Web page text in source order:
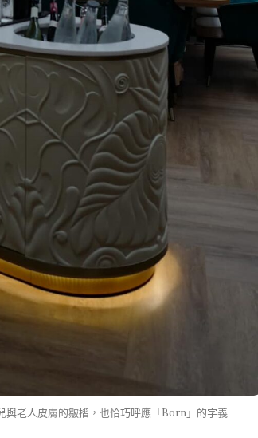
老人皮膚的皺摺，也恰巧呼應「Born」的字義